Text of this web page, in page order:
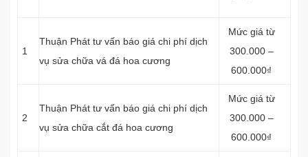
1
Thuận Phát tư vấn báo giá chi phí dịch
vụ sửa chữa vá đá hoa cương
Mức giá từ
300.000 –
600.000₫
2
Thuận Phát tư vấn báo giá chi phí dịch
vụ sửa chữa cắt đá hoa cương
Mức giá từ
300.000 –
600.000₫